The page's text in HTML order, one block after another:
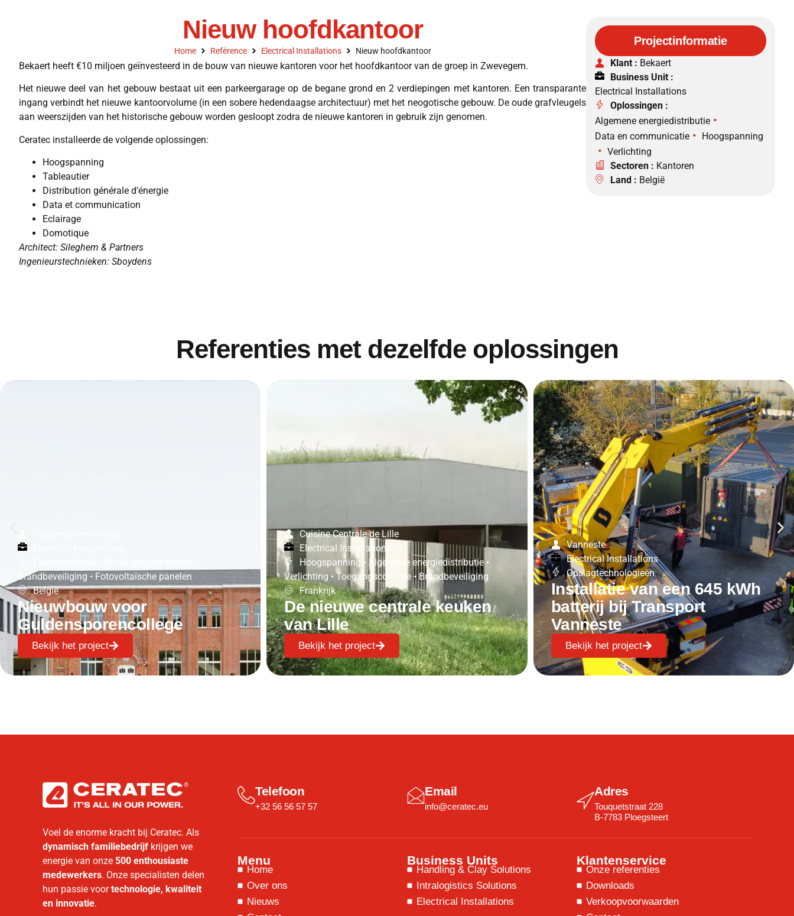
Nieuw hoofdkantoor
Home Reférence Electrical Installations Nieuw hoofdkantoor
Bekaert heeft €10 miljoen geïnvesteerd in de bouw van nieuwe kantoren voor het hoofdkantoor van de groep in Zwevegem.
Het nieuwe deel van het gebouw bestaat uit een parkeergarage op de begane grond en 2 verdiepingen met kantoren. Een transparante
ingang verbindt het nieuwe kantoorvolume (in een sobere hedendaagse architectuur) met het neogotische gebouw. De oude grafvleugels
aan weerszijden van het historische gebouw worden gesloopt zodra de nieuwe kantoren in gebruik zijn genomen.
Ceratec installeerde de volgende oplossingen:
Hoogspanning
Tableautier
Distribution générale d’énergie
Data et communication
Eclairage
Domotique
Architect: Sileghem & Partners
Ingenieurstechnieken: Sboydens
Projectinformatie
Klant : Bekaert
Business Unit :
Electrical Installations
Oplossingen :
Algemene energiedistributie •
Data en communicatie • Hoogspanning
• Verlichting
Sectoren : Kantoren
Land : België
Referenties met dezelfde oplossingen
Brandbeveiliging • Fotovoltaïsche panelen
België
Nieuwbouw voor
Guldensporencollege
Bekijk het project
Cuisine Centrale de Lille
Electrical Installations
Hoogspanning • Algemene energiedistributie •
Verlichting • Toegangscontrole • Brandbeveiliging
Frankrijk
De nieuwe centrale keuken
van Lille
Bekijk het project
Vanneste
Electrical Installations
Opslagtechnologieën
Installatie van een 645 kWh
batterij bij Transport
Vanneste
Bekijk het project
Voel de enorme kracht bij Ceratec. Als
dynamisch familiebedrijf krijgen we
energie van onze 500 enthousiaste
medewerkers. Onze specialisten delen
hun passie voortechnologie, kwaliteit
en innovatie.
Telefoon
+32 56 56 57 57
Email
info@ceratec.eu
Adres
Touquetstraat 228
B-7783 Ploegsteert
Menu
Home
Over ons
Nieuws
Business Units
Handling & Clay Solutions
Intralogistics Solutions
Electrical Installations
Klantenservice
Onze referenties
Downloads
Verkoopvoorwaarden